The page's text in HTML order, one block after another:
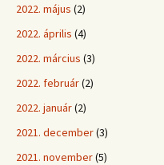
2022. május (2)
2022. április (4)
2022. március (3)
2022. február(2)
2022. január(2)
2021. december(3)
2021. november(5)